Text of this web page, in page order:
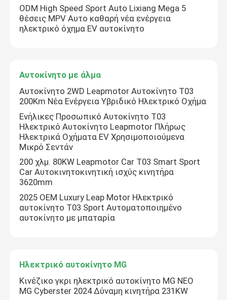
ODM High Speed Sport Auto Lixiang Mega 5
θέσεις MPV Αυτο καθαρή νέα ενέργεια
ηλεκτρικό όχημα EV αυτοκίνητο
Αυτοκίνητο με άλμα
Αυτοκίνητο 2WD Leapmotor Αυτοκίνητο T03
200Km Νέα Ενέργεια Υβριδικό Ηλεκτρικό Οχήμα
Ενήλικες Προσωπικό Αυτοκίνητο T03
Ηλεκτρικό Αυτοκίνητο Leapmotor Πλήρως
Ηλεκτρικά Οχήματα EV Χρησιμοποιούμενα
Μικρό Σεντάν
200 χλμ. 80KW Leapmotor Car T03 Smart Sport
Car Αυτοκινητοκινητική ισχύς κινητήρα
3620mm
2025 OEM Luxury Leap Motor Ηλεκτρικό
αυτοκίνητο T03 Sport Αυτοματοποιημένο
αυτοκίνητο με μπαταρία
Ηλεκτρικό αυτοκίνητο MG
Κινέζικο γκρι ηλεκτρικό αυτοκίνητο MG ΝΕΟ
MG Cyberster 2024 Δύναμη κινητήρα 231KW